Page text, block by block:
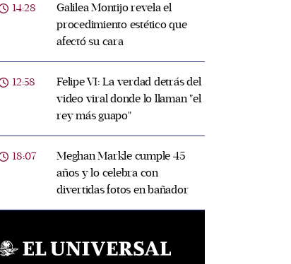
14:28
Galilea Montijo revela el
procedimiento estético que
afectó su cara
12:58
Felipe VI: La verdad detrás del
video viral donde lo llaman "el
rey más guapo"
18:07
Meghan Markle cumple 45
años y lo celebra con
divertidas fotos en bañador